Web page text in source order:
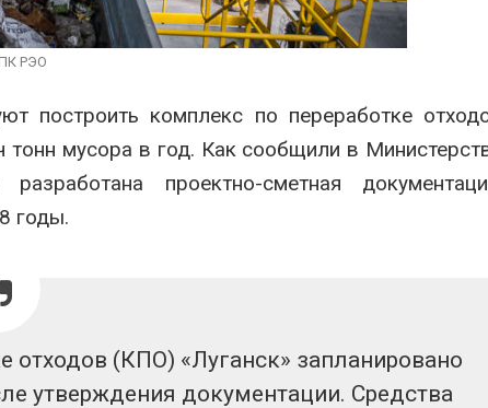
РЭО
построить комплекс по переработке
мусора в год. Как сообщили в
проектно-сметная
годы.
отходов (КПО) «Луганск» запланировано
утверждения документации. Средства
дождевого
после пожара
строительство
объектов и уборку
контейнерных площадок
Панамский канал
судов из-за дефицита